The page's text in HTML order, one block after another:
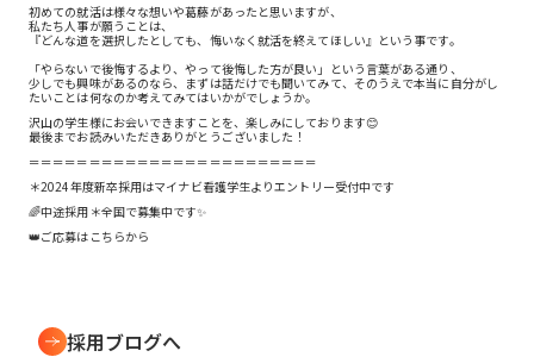
初めての就活は様々な想いや葛藤があったと思いますが、
私たち人事が願うことは、
『どんな道を選択したとしても、悔いなく就活を終えてほしい』という事です。
「やらないで後悔するより、やって後悔した方が良い」という言葉がある通り、
少しでも興味があるのなら、まずは話だけでも聞いてみて、そのうえで本当に自分がし
たいことは何なのか考えてみてはいかがでしょうか。
沢山の学生様にお会いできますことを、楽しみにしております😊
最後までお読みいただきありがとうございました！
＝＝＝＝＝＝＝＝＝＝＝＝＝＝＝＝＝＝＝＝＝＝＝＝
＊2024年度新卒採用はマイナビ看護学生よりエントリー受付中です
🌈中途採用＊全国で募集中です✨
👑ご応募は こちらから
採用ブログへ